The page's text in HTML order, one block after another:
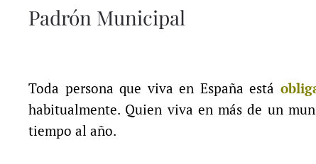
Padrón Municipal
Toda persona que viva en España está
habitualmente. Quien viva en más de un
tiempo al año.